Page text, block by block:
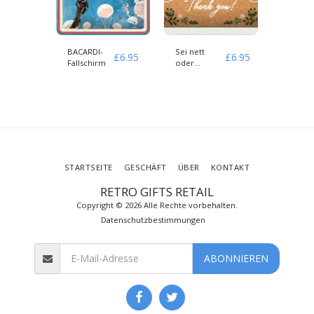
BACARDI-
Fallschirm
£6.95
Sei nett
oder
£6.95
RETRO GIFTS RETAIL
Copyright © 2026 Alle Rechte vorbehalten.
Datenschutzbestimmungen
STARTSEITE GESCHÄFT ÜBER KONTAKT
ABONNIEREN